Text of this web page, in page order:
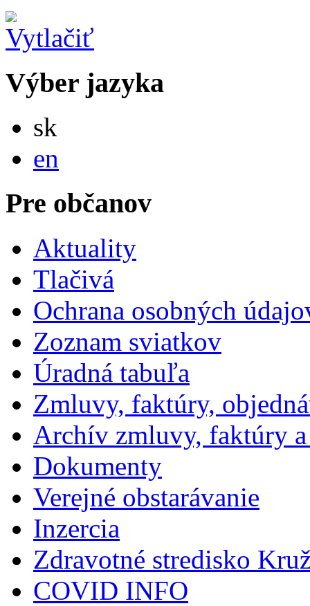
Výber jazyka
sk
en
Pre občanov
Aktuality
Tlačivá
Ochrana osobných
Zoznam sviatkov
Úradná tabuľa
Zmluvy, faktúry,
Archív zmluvy, faktúry
Dokumenty
Verejné obstarávanie
Inzercia
Zdravotné stredisko
COVID INFO